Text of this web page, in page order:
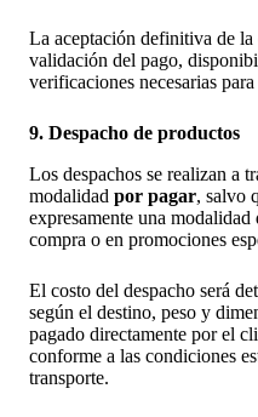
La aceptación definitiva de la
validación del pago,
verificaciones necesarias
9. Despacho de productos
Los despachos se realizan a
modalidad por pagar, salvo
expresamente una
compra o en promociones
El costo del despacho será
según el destino, peso y
pagado directamente por el
conforme a las condiciones
transporte.